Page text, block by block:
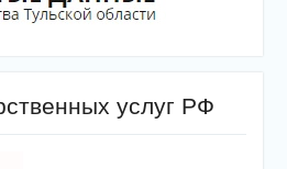
услуг РФ